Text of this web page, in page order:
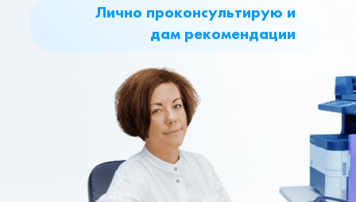
Лично проконсультирую и
дам рекомендации